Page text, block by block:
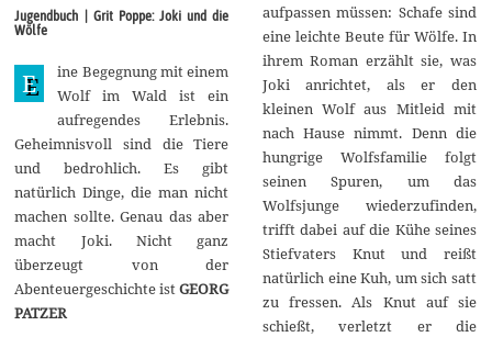
2
0
1
8
Jugendbuch | Grit Poppe: Joki und die
Wölfe
E
ine Begegnung mit einem
Wolf im Wald ist ein
aufregendes Erlebnis.
Geheimnisvoll sind die Tiere
und bedrohlich. Es gibt
natürlich Dinge, die man nicht
machen sollte. Genau das aber
macht Joki. Nicht ganz
überzeugt von der
Abenteuergeschichte istGEORG
PATZER
aufpassen müssen: Schafe sind
eine leichte Beute für Wölfe. In
ihrem Roman erzählt sie, was
Joki anrichtet, als er den
kleinen Wolf aus Mitleid mit
nach Hause nimmt. Denn die
hungrige Wolfsfamilie folgt
seinen Spuren, um das
Wolfsjunge wiederzufinden,
trifft dabei auf die Kühe seines
Stiefvaters Knut und reißt
natürlich eine Kuh, um sich satt
zu fressen. Als Knut auf sie
schießt, verletzt er die